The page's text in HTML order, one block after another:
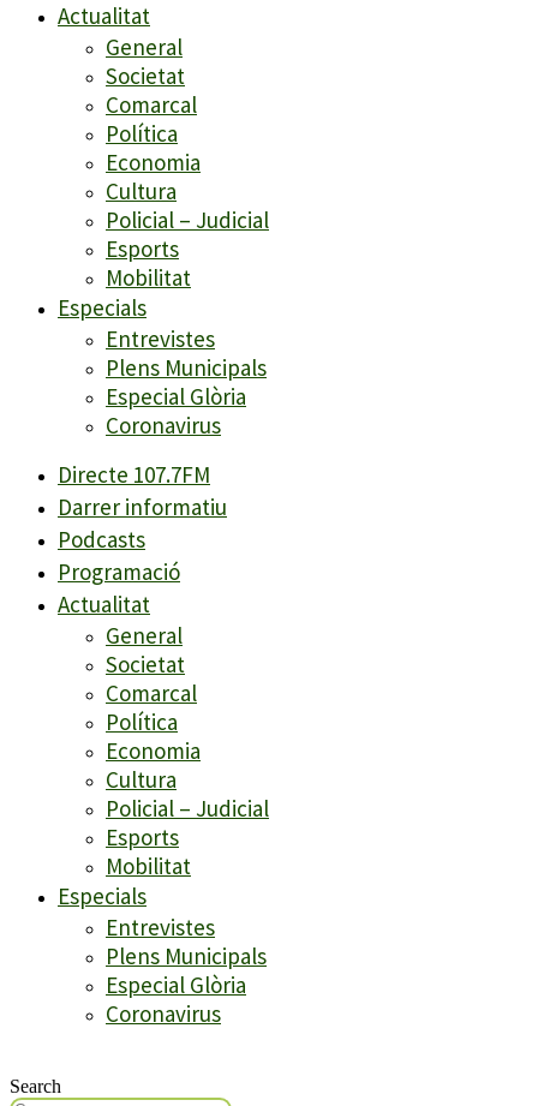
Actualitat
General
Societat
Comarcal
Política
Economia
Cultura
Policial – Judicial
Esports
Mobilitat
Especials
Entrevistes
Plens Municipals
Especial Glòria
Coronavirus
Directe 107.7FM
Darrer informatiu
Podcasts
Programació
Actualitat
General
Societat
Comarcal
Política
Economia
Cultura
Policial – Judicial
Esports
Mobilitat
Especials
Entrevistes
Plens Municipals
Especial Glòria
Coronavirus
Search